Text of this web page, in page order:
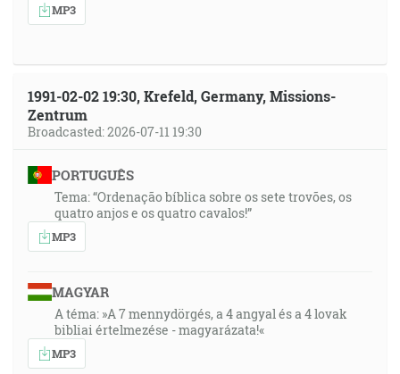
MP3
1991-02-02 19:30, Krefeld, Germany, Missions-
Zentrum
Broadcasted: 2026-07-11 19:30
PORTUGUÊS
Tema: “Ordenação bíblica sobre os sete trovões, os
quatro anjos e os quatro cavalos!”
MP3
MAGYAR
A téma: »A 7 mennydörgés, a 4 angyal és a 4 lovak
bibliai értelmezése - magyarázata!«
MP3